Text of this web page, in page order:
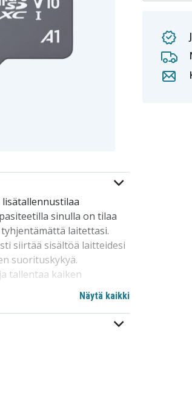
sinulla on tilaa
laitettasi.
siirtää sisältöä laitteidesi
suorituskykyä.
tallentaa kaiken
Näytä kaikki